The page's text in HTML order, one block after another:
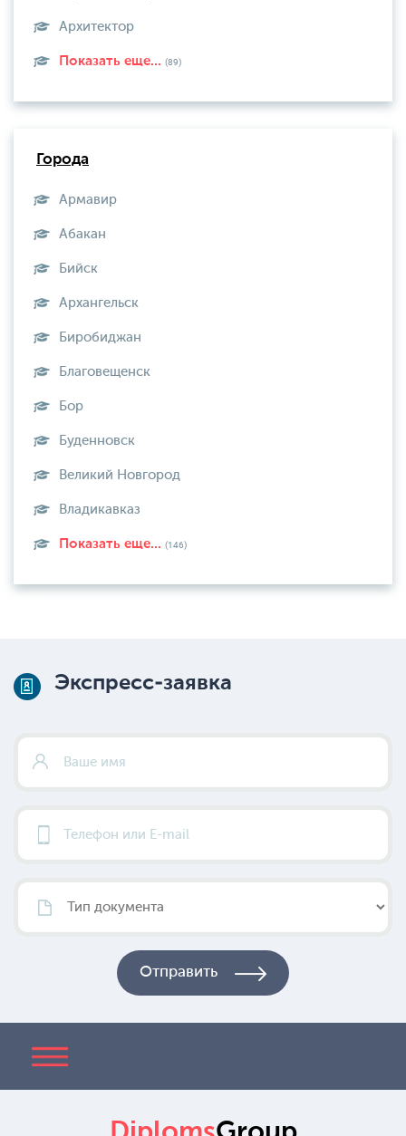
Архитектор
Показать еще... (89)
Города
Армавир
Абакан
Бийск
Архангельск
Биробиджан
Благовещенск
Бор
Буденновск
Великий Новгород
Владикавказ
Показать еще... (146)
Экспресс-заявка